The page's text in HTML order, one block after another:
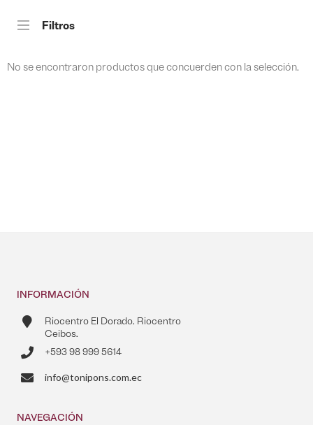
Filtros
No se encontraron productos que concuerden con la selección.
INFORMACIÓN
Riocentro El Dorado. Riocentro
Ceibos.
+593 98 999 5614
info@tonipons.com.ec
NAVEGACIÓN